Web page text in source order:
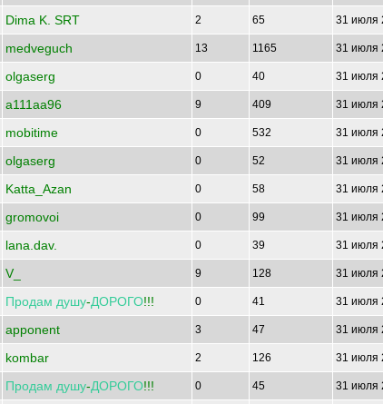
Dima K. SRT 2 65 31 июля
medveguch 13 1165 31 июля
olgaserg 0 40 31 июля
a111aa96 9 409 31 июля
mobitime 0 532 31 июля
olgaserg 0 52 31 июля
Katta_Azan 0 58 31 июля
gromovoi 0 99 31 июля
lana.dav. 0 39 31 июля
V_ 9 128 31 июля
Продам душу-ДОРОГО!!! 0 41 31 июля
apponent 3 47 31 июля
kombar 2 126 31 июля
Продам душу-ДОРОГО!!! 0 45 31 июля